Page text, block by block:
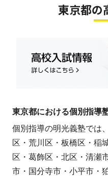
東京都の
東京都における個別指導
個別指導の明光義塾では
区・荒川区・板橋区・稲
区・葛飾区・北区・清瀬
市・国分寺市・小平市・